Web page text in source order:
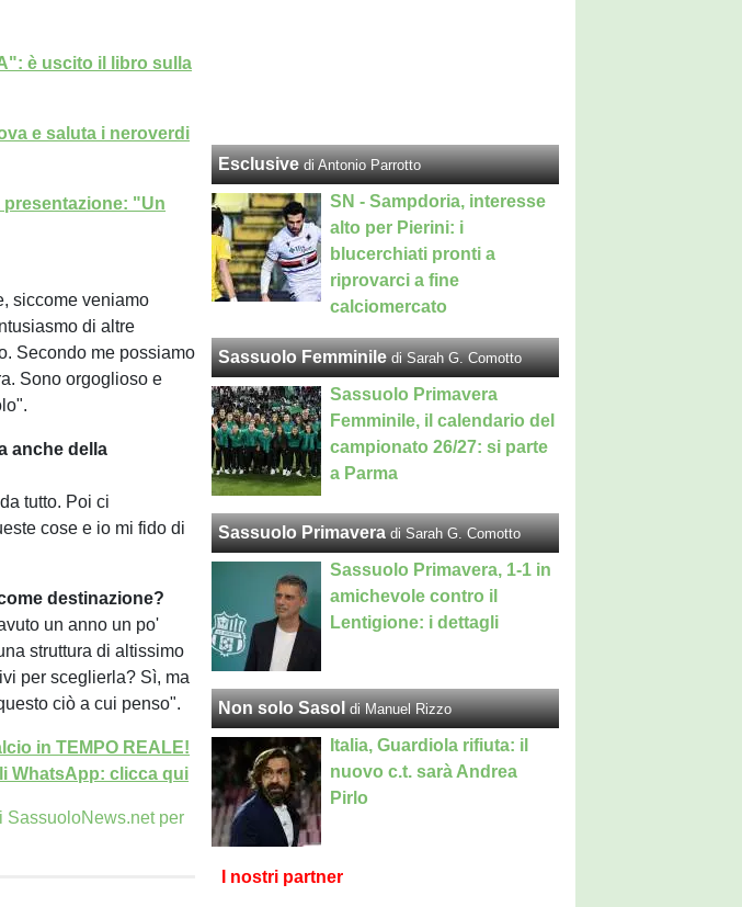
è uscito il libro sulla
e saluta i neroverdi
"Un
siccome veniamo
di altre
Secondo me possiamo
Sono orgoglioso e
anche della
tutto. Poi ci
cose e io mi fido di
destinazione?
un anno un po'
struttura di altissimo
per sceglierla? Sì, ma
ciò a cui penso".
in TEMPO REALE!
WhatsApp: clicca qui
SassuoloNews.net per
Esclusive di Antonio Parrotto
SN - Sampdoria, interesse
alto per Pierini: i
blucerchiati pronti a
riprovarci a fine
calciomercato
Sassuolo Femminile di Sarah G. Comotto
Sassuolo Primavera
Femminile, il calendario del
campionato 26/27: si parte
a Parma
Sassuolo Primavera di Sarah G. Comotto
Sassuolo Primavera, 1-1 in
amichevole contro il
Lentigione: i dettagli
Non solo Sasol di Manuel Rizzo
Italia, Guardiola rifiuta: il
nuovo c.t. sarà Andrea
Pirlo
I nostri partner